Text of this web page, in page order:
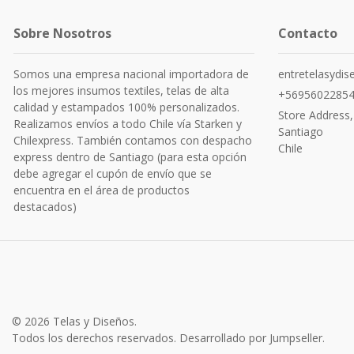
Sobre Nosotros
Somos una empresa nacional importadora de
los mejores insumos textiles, telas de alta
calidad y estampados 100% personalizados.
Realizamos envíos a todo Chile vía Starken y
Chilexpress. También contamos con despacho
express dentro de Santiago (para esta opción
debe agregar el cupón de envío que se
encuentra en el área de productos
destacados)
Contacto
+56956022854
Store Address,
Santiago
Chile
© 2026 Telas y Diseños.
Todos los derechos reservados. Desarrollado por Jumpseller.